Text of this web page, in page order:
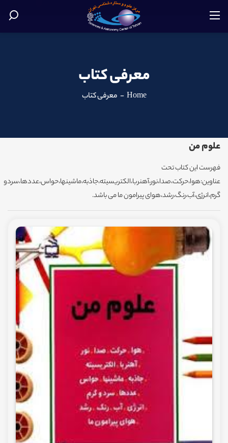
معرفی کتاب
Home
- معرفی کتاب
علوم من
فهرست این کتاب تحت
عناوین:هوا،حرکت،صدا،نور،آهنربا،الکتریسیته،جاذبه،ماشینها،حواس،عددها،سردو
گرم،انرژی،آب،رنگ،رشد،هوای پیرامون ما می باشد.